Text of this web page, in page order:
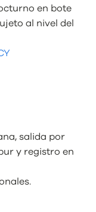
en bote
al nivel del
salida por
y registro en